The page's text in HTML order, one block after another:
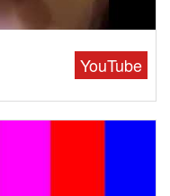
YouTube